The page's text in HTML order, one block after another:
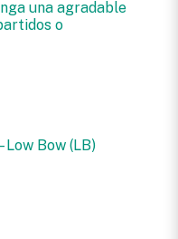
una agradable
o
Low Bow (LB)